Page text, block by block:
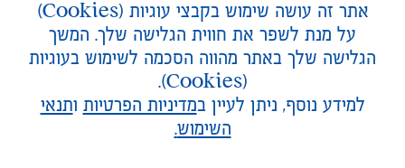
אתר זה עושה שימוש בקבצי עוגיות (Cookies
)
על מנת לשפר את חווית הגלישה שלך. המשך
הגלישה שלך באתר מהווה הסכמה לשימוש בעוגיות
(
Cookies
).
למידע נוסף, ניתן לעיין במדיניות הפרטיותותנאי
השימוש.